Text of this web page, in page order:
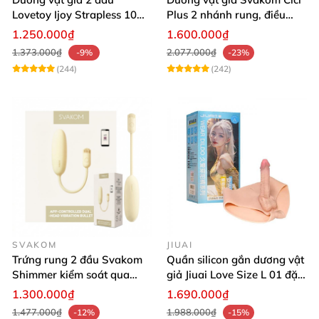
Lovetoy Ijoy Strapless 10
chế độ rung siêu kích thích
1.250.000₫
1.373.000₫
-9%
(244)
Plus 2 nhánh rung, điều
khiển App dễ dùng, kích
thích cực mạnh
1.600.000₫
2.077.000₫
-23%
(242)
SVAKOM
Trứng rung 2 đầu Svakom
Shimmer kiểm soát qua
App kích thích đa điểm
1.300.000₫
1.477.000₫ -12%
JIUAI
Quần silicon gắn dương vật
giả Jiuai Love Size L 01 đặc
ruột cho Les
1.690.000₫
1.988.000₫ -15%